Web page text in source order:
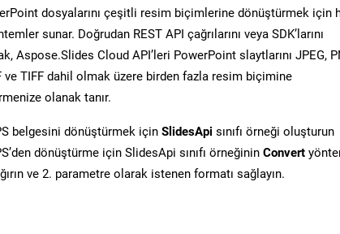
dosyalarını çeşitli resim biçimlerine dönüştürmek için
sunar. Doğrudan REST API çağrılarını veya SDK’larını
Aspose.Slides Cloud API’leri PowerPoint slaytlarını JPEG,
ve TIFF dahil olmak üzere birden fazla resim biçimine
olanak tanır.
belgesini dönüştürmek için SlidesApi sınıfı örneği oluşturun
dönüştürme için SlidesApi sınıfı örneğinin Convert
ve 2. parametre olarak istenen formatı sağlayın.